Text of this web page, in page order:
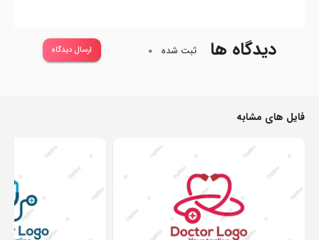
دیدگاه ها ثبت شده 0 ارسال دیدگاه
فایل های مشابه